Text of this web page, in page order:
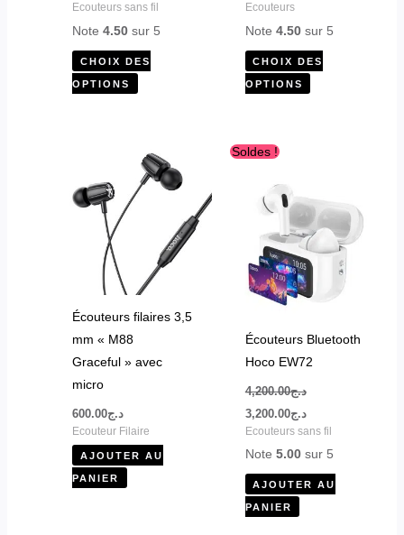
Ecouteurs sans fil
Note4.50 sur 5
CHOIX DES
OPTIONS
du
Ecouteurs
Note 4.50sur 5
CHOIX DES
OPTIONS
du
Écouteurs filaires 3,5
mm « M88
Graceful » avec
micro
د.ج600.00
Ecouteur Filaire
AJOUTER AU
PANIER
Soldes !
Écouteurs Bluetooth
Hoco EW72
د.ج4,200.00
Le
prix
était :
د.ج4,200.00.
د.ج3,200.00
Ecouteurs sans fil
Note 5.00sur 5
AJOUTER AU
PANIER